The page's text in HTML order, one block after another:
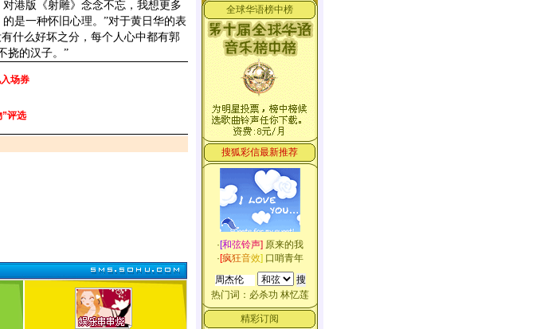
对港版《射雕》念念不忘，我想更多
的是一种怀旧心理。”对于黄日华的表
什么好坏之分，每个人心中都有郭
挠的汉子。”
场券
评选
全球华语榜中榜
搜狐彩信最新推荐
·[和弦铃声] 原来的我
·[疯狂音效] 口哨青年
热门词： 必杀功 林忆莲
精彩订阅